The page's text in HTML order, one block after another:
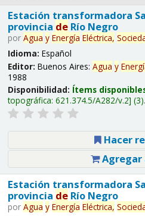
Estación transformadora
provincia deRío Negro
por Agua y Energía Eléctrica,
Idioma: Español
Editor: Buenos Aires: Agua y
1988
Disponibilidad: Ítems
topográfica: 621.374.5/A282/v.2 (3).
Hacer
Agregar
Estación transformadora
provincia deRío Negro
por Agua y Energía Eléctrica,